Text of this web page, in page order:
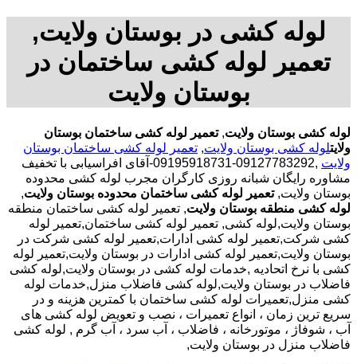
لوله کشی در بوستان ولایت,
تعمیر لوله کشی ساختمان در
بوستان ولایت
لوله کشی بوستان ولایت,تعمیر لوله کشی ساختمان بوستان
ولایتلوله کشی بوستان ولایت, تعمیر لوله کشی ساختمان بوستان
ولایت
,09127783292-09195918731-آقای افراسیابی با تخفیف
مشاوره رایگان شبانه روزی کارگران مجرب لوله کشی محدوده
بوستان ولایت,تعمیر لوله کشی ساختمان محدوده بوستان ولایت,
لوله کشی منطقه بوستان ولایت, تعمیر لوله کشی ساختمان منطقه
بوستان ولایت,لوله کشی, تعمیر لوله کشی ساختمان,تعمیر لوله
کشی شرکت,تعمیر لوله کشی ادارات,تعمیر لوله کشی شرکت در
بوستان ولایت,تعمیر لوله کشی ادارات در بوستان ولایت,تعمیر لوله
کشی با نرخ اتحادیه ,خدمات لوله کشی در بوستان ولایت,لوله کشی
فاضلاب در بوستان ولایت,لوله کشی فاضلاب منزل,خدمات لوله
کشی منزل,تعمیرات لوله کشی ساختمان با کمترین هزینه و در
سریع ترین زمان ، انواع تعمیرات ، نصب و تعویض لوله کشی های
آب ، شوفاژ ، موتورخانه ، فاضلاب ، آب سرد ، آب گرم , لوله کشی
فاضلاب منزل در بوستان ولایت,